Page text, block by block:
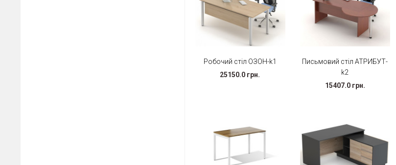
Робочий стіл ОЗОН-k1
25150.0 грн.
Письмовий стіл АТРИБУТ-
k2
15407.0 грн.